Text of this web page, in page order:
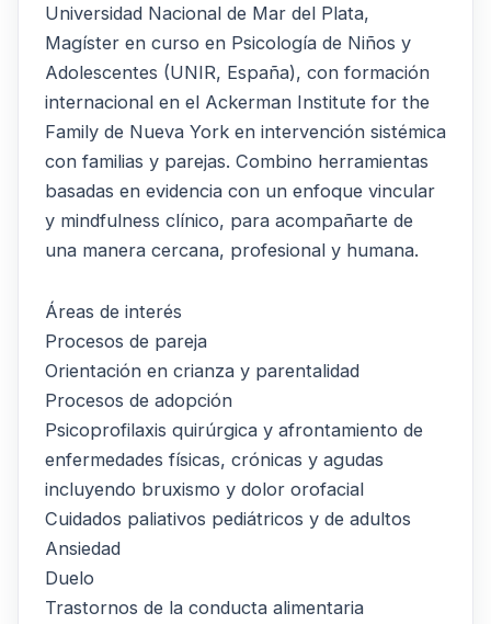
Universidad Nacional de Mar del Plata,
Magíster en curso en Psicología de Niños y
Adolescentes (UNIR, España), con formación
internacional en el Ackerman Institute for the
Family de Nueva York en intervención sistémica
con familias y parejas. Combino herramientas
basadas en evidencia con un enfoque vincular
y mindfulness clínico, para acompañarte de
una manera cercana, profesional y humana.
Áreas de interés
Procesos de pareja
Orientación en crianza y parentalidad
Procesos de adopción
Psicoprofilaxis quirúrgica y afrontamiento de
enfermedades físicas, crónicas y agudas
incluyendo bruxismo y dolor orofacial
Cuidados paliativos pediátricos y de adultos
Ansiedad
Duelo
Trastornos de la conducta alimentaria